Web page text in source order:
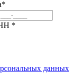
*
данных